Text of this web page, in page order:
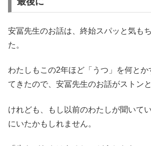
安冨先生のお話は、終始スパッと気も
た。
わたしもこの2年ほど「うつ」を何とか
てきたので、安冨先生のお話がストン
けれども、もし以前のわたしが聞いて
にいたかもしれません。